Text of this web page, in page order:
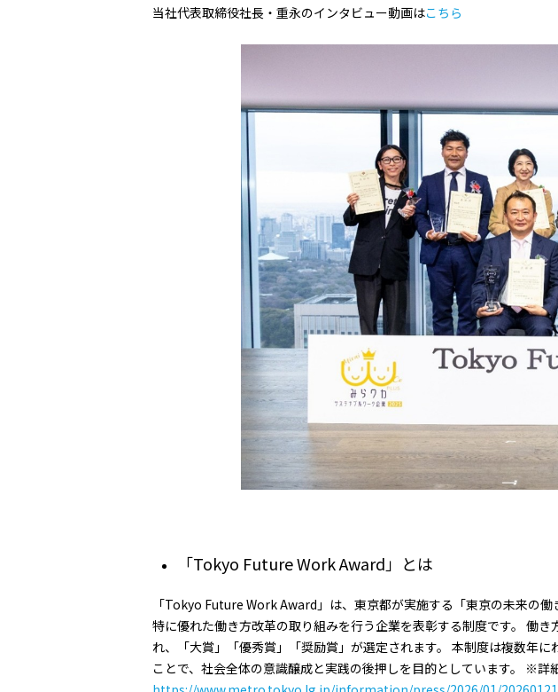
当社代表取締役社長・重永のインタビュー動画はこちら
「Tokyo Future Work Award」とは
「Tokyo Future Work Award」は、東京都が実施する「東京の未来の
特に優れた働き方改革の取り組みを行う企業を表彰する制度です。 働
れ、「大賞」「優秀賞」「奨励賞」が選定されます。 本制度は複数年
ことで、社会全体の意識醸成と実践の後押しを目的としています。 ※詳